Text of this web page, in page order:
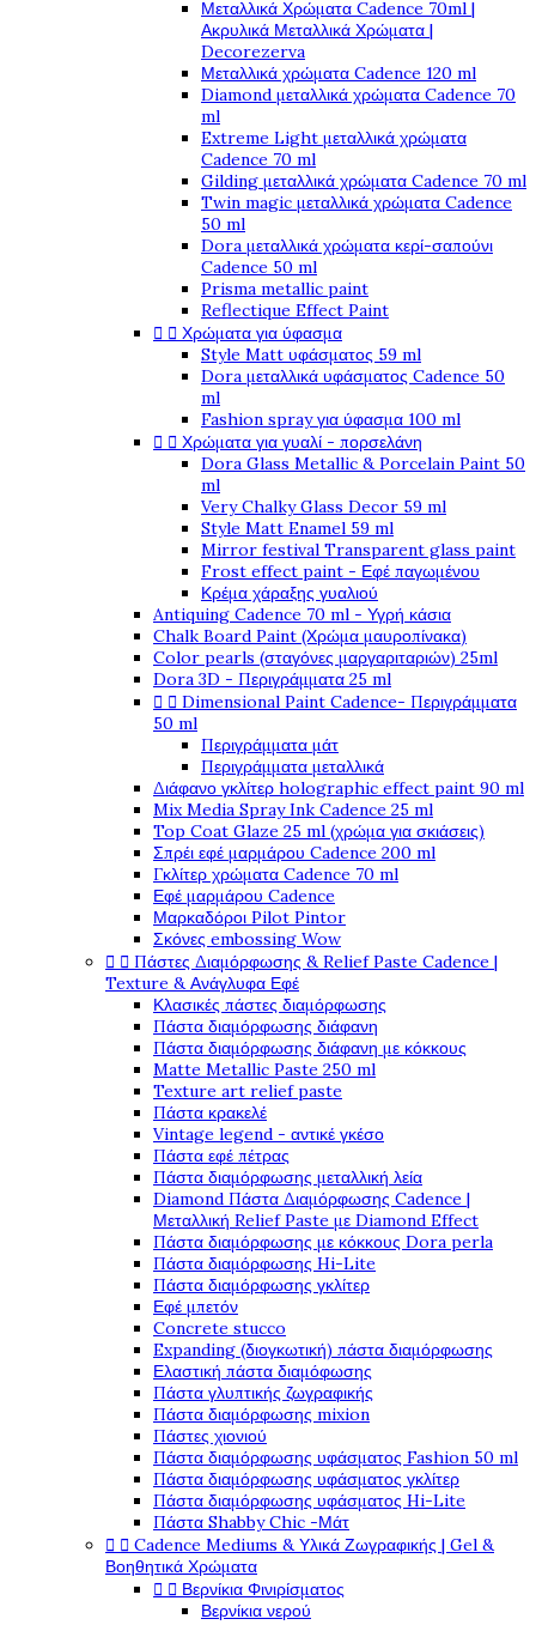
Μεταλλικά Χρώματα Cadence 70ml |
Ακρυλικά Μεταλλικά Χρώματα |
Decorezerva
Μεταλλικά χρώματα Cadence 120 ml
Diamond μεταλλικά χρώματα Cadence 70
ml
Extreme Light μεταλλικά χρώματα
Cadence 70 ml
Gilding μεταλλικά χρώματα Cadence 70 ml
Twin magic μεταλλικά χρώματα Cadence
50 ml
Dora μεταλλικά χρώματα κερί-σαπούνι
Cadence 50 ml
Prisma metallic paint
Reflectique Effect Paint
  Χρώματα για ύφασμα
Style Matt υφάσματος 59 ml
Dora μεταλλικά υφάσματος Cadence 50
ml
Fashion spray για ύφασμα 100 ml
  Χρώματα για γυαλί - πορσελάνη
Dora Glass Metallic & Porcelain Paint 50
ml
Very Chalky Glass Decor 59 ml
Style Matt Enamel 59 ml
Mirror festival Transparent glass paint
Frost effect paint - Εφέ παγωμένου
Κρέμα χάραξης γυαλιού
Antiquing Cadence 70 ml - Υγρή κάσια
Chalk Board Paint (Χρώμα μαυροπίνακα)
Color pearls (σταγόνες μαργαριταριών) 25ml
Dora 3D - Περιγράμματα 25 ml
  Dimensional Paint Cadence- Περιγράμματα
50 ml
Περιγράμματα μάτ
Περιγράμματα μεταλλικά
Διάφανο γκλίτερ holographic effect paint 90 ml
Mix Media Spray Ink Cadence 25 ml
Top Coat Glaze 25 ml (χρώμα για σκιάσεις)
Σπρέι εφέ μαρμάρου Cadence 200 ml
Γκλίτερ χρώματα Cadence 70 ml
Εφέ μαρμάρου Cadence
Μαρκαδόροι Pilot Pintor
Σκόνες embossing Wow
  Πάστες Διαμόρφωσης & Relief Paste Cadence |
Texture & Ανάγλυφα Εφέ
Κλασικές πάστες διαμόρφωσης
Πάστα διαμόρφωσης διάφανη
Πάστα διαμόρφωσης διάφανη με κόκκους
Matte Metallic Paste 250 ml
Texture art relief paste
Πάστα κρακελέ
Vintage legend - αντικέ γκέσο
Πάστα εφέ πέτρας
Πάστα διαμόρφωσης μεταλλική λεία
Diamond Πάστα Διαμόρφωσης Cadence |
Μεταλλική Relief Paste με Diamond Effect
Πάστα διαμόρφωσης με κόκκους Dora perla
Πάστα διαμόρφωσης Hi-Lite
Πάστα διαμόρφωσης γκλίτερ
Εφέ μπετόν
Concrete stucco
Expanding (διογκωτική) πάστα διαμόρφωσης
Ελαστική πάστα διαμόφωσης
Πάστα γλυπτικής ζωγραφικής
Πάστα διαμόρφωσης mixion
Πάστες χιονιού
Πάστα διαμόρφωσης υφάσματος Fashion 50 ml
Πάστα διαμόρφωσης υφάσματος γκλίτερ
Πάστα διαμόρφωσης υφάσματος Hi-Lite
Πάστα Shabby Chic -Μάτ
  Cadence Mediums & Υλικά Ζωγραφικής | Gel &
Βοηθητικά Χρώματα
  Βερνίκια Φινιρίσματος
Βερνίκια νερού